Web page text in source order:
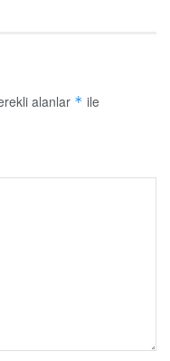
alanlar * ile